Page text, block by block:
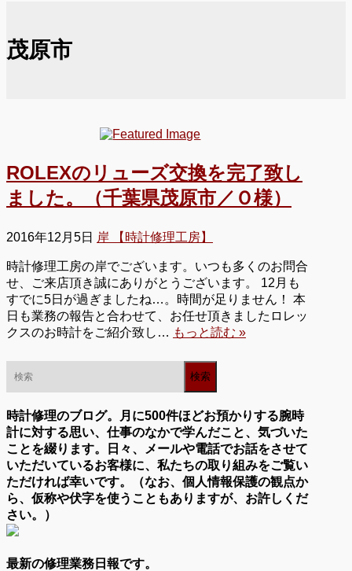
茂原市
ROLEXのリューズ交換を完了致し
ました。（千葉県茂原市／Ｏ様）
2016年12月5日 岸 【時計修理工房】
時計修理工房の岸でございます。いつも多くのお問合
せ、ご来店頂き誠にありがとうございます。 12月も
すでに5日が過ぎましたね…。時間が足りません！ 本
日も業務の報告と合わせて、お任せ頂きましたロレッ
クスのお時計をご紹介致し… もっと読む »
時計修理のブログ。月に500件ほどお預かりする腕時
計に対する思い、仕事のなかで学んだこと、気づいた
ことを綴ります。日々、メールや電話でお話をさせて
いただいているお客様に、私たちの取り組みをご覧い
ただければ幸いです。（なお、個人情報保護の観点か
ら、仮称や伏字を使うこともありますが、お許しくだ
さい。）
最新の修理業務日報です。